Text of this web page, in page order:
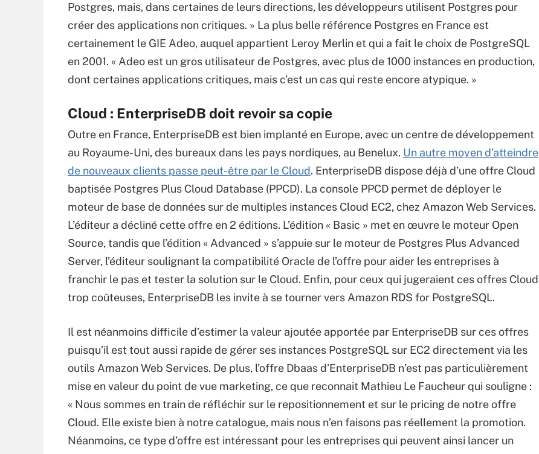
Postgres, mais, dans certaines de leurs directions, les développeurs utilisent Postgres pour
créer des applications non critiques. » La plus belle référence Postgres en France est
certainement le GIE Adeo, auquel appartient Leroy Merlin et qui a fait le choix de PostgreSQL
en 2001. « Adeo est un gros utilisateur de Postgres, avec plus de 1000 instances en production,
dont certaines applications critiques, mais c’est un cas qui reste encore atypique. »
Cloud : EnterpriseDB doit revoir sa copie
Outre en France, EnterpriseDB est bien implanté en Europe, avec un centre de développement
au Royaume-Uni, des bureaux dans les pays nordiques, au Benelux. Un autre moyen d’atteindre
de nouveaux clients passe peut-être par le Cloud. EnterpriseDB dispose déjà d’une offre Cloud
baptisée Postgres Plus Cloud Database (PPCD). La console PPCD permet de déployer le
moteur de base de données sur de multiples instances Cloud EC2, chez Amazon Web Services.
L’éditeur a décliné cette offre en 2 éditions. L’édition « Basic » met en œuvre le moteur Open
Source, tandis que l’édition « Advanced » s’appuie sur le moteur de Postgres Plus Advanced
Server, l’éditeur soulignant la compatibilité Oracle de l’offre pour aider les entreprises à
franchir le pas et tester la solution sur le Cloud. Enfin, pour ceux qui jugeraient ces offres Cloud
trop coûteuses, EnterpriseDB les invite à se tourner vers Amazon RDS for PostgreSQL.
Il est néanmoins difficile d’estimer la valeur ajoutée apportée par EnterpriseDB sur ces offres
puisqu’il est tout aussi rapide de gérer ses instances PostgreSQL sur EC2 directement via les
outils Amazon Web Services. De plus, l’offre Dbaas d’EnterpriseDB n’est pas particulièrement
mise en valeur du point de vue marketing, ce que reconnait Mathieu Le Faucheur qui souligne :
« Nous sommes en train de réfléchir sur le repositionnement et sur le pricing de notre offre
Cloud. Elle existe bien à notre catalogue, mais nous n’en faisons pas réellement la promotion.
Néanmoins, ce type d’offre est intéressant pour les entreprises qui peuvent ainsi lancer un